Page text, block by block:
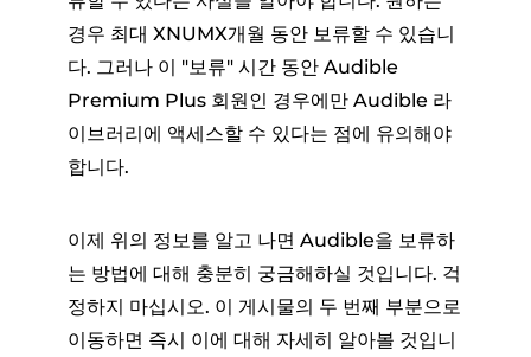
경우 최대 XNUMX개월 동안 보류할 수 있습니
다. 그러나 이 "보류" 시간 동안 Audible
Premium Plus 회원인 경우에만 Audible 라
이브러리에 액세스할 수 있다는 점에 유의해야
합니다.
이제 위의 정보를 알고 나면 Audible을 보류하
는 방법에 대해 충분히 궁금해하실 것입니다. 걱
정하지 마십시오. 이 게시물의 두 번째 부분으로
이동하면 즉시 이에 대해 자세히 알아볼 것입니